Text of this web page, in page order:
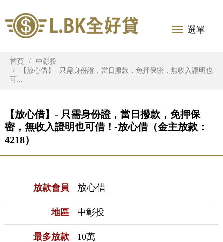
選單
首頁
中彰投
【放心借】- 只需身份證，當日撥款，免押保密，無收入證明也
可...
【放心借】- 只需身份證，當日撥款，免押保
密，無收入證明也可借！-放心借（金主放款：
4218）
放款會員 放心借
地區 中彰投
最多放款 10萬